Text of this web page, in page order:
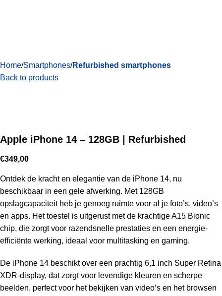
Home Smartphones Refurbished smartphones
Back to products
Apple iPhone 14 – 128GB | Refurbished
€349,00
Ontdek de kracht en elegantie van de iPhone 14, nu
beschikbaar in een gele afwerking. Met 128GB
opslagcapaciteit heb je genoeg ruimte voor al je foto’s, video’s
en apps. Het toestel is uitgerust met de krachtige A15 Bionic
chip, die zorgt voor razendsnelle prestaties en een energie-
efficiënte werking, ideaal voor multitasking en gaming.
De iPhone 14 beschikt over een prachtig 6,1 inch Super Retina
XDR-display, dat zorgt voor levendige kleuren en scherpe
beelden, perfect voor het bekijken van video’s en het browsen